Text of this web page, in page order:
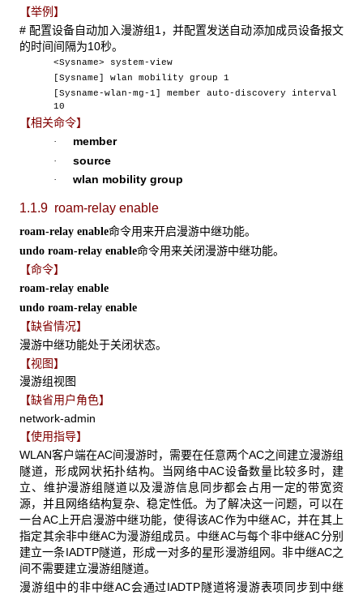
【举例】
# 配置设备自动加入漫游组1，并配置发送自动添加成员设备报文
的时间间隔为10秒。
<Sysname> system-view
[Sysname] wlan mobility group 1
[Sysname-wlan-mg-1] member auto-discovery interval
10
【相关命令】
· member
· source
· wlan mobility group
1.1.9 roam-relay enable
roam-relay enable命令用来开启漫游中继功能。
undo roam-relay enable命令用来关闭漫游中继功能。
【命令】
roam-rel ay enable
undo roam-relay enable
【缺省情况】
漫游中继功能处于关闭状态。
【视图】
漫游组视图
【缺省用户角色】
network-admin
【使用指导】
WLAN客户端在AC间漫游时，需要在任意两个AC之间建立漫游组
隧道，形成网状拓扑结构。当网络中AC设备数量比较多时，建
立、维护漫游组隧道以及漫游信息同步都会占用一定的带宽资
源，并且网络结构复杂、稳定性低。为了解决这一问题，可以在
一台AC上开启漫游中继功能，使得该AC作为中继AC，并在其上
指定其余非中继AC为漫游组成员。中继AC与每个非中继AC分别
建立一条IADTP隧道，形成一对多的星形漫游组网。非中继AC之
间不需要建立漫游组隧道。
漫游组中的非中继AC会通过IADTP隧道将漫游表项同步到中继